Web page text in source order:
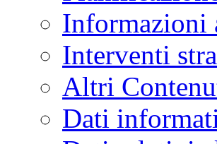
Informazioni
Interventi
Altri
Dati